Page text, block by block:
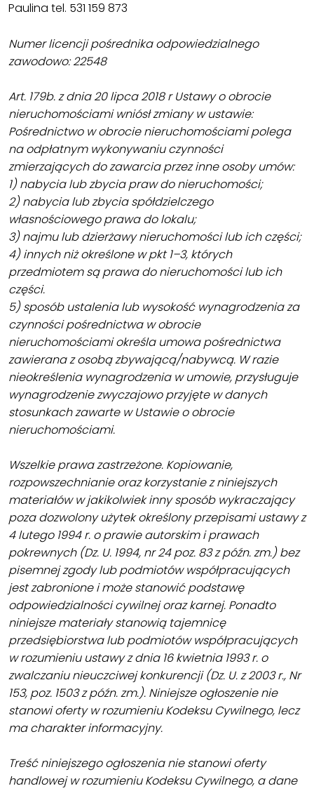
Paulina tel. 531 159 873
Numer licencji pośrednika odpowiedzialnego
zawodowo: 22548
Art. 179b. z dnia 20 lipca 2018 r Ustawy o obrocie
nieruchomościami wniósł zmiany w ustawie:
Pośrednictwo w obrocie nieruchomościami polega
na odpłatnym wykonywaniu czynności
zmierzających do zawarcia przez inne osoby umów:
1) nabycia lub zbycia praw do nieruchomości;
2) nabycia lub zbycia spółdzielczego
własnościowego prawa do lokalu;
3) najmu lub dzierżawy nieruchomości lub ich części;
4) innych niż określone w pkt 1–3, których
przedmiotem są prawa do nieruchomości lub ich
części.
5) sposób ustalenia lub wysokość wynagrodzenia za
czynności pośrednictwa w obrocie
nieruchomościami określa umowa pośrednictwa
zawierana z osobą zbywającą/nabywcą. W razie
nieokreślenia wynagrodzenia w umowie, przysługuje
wynagrodzenie zwyczajowo przyjęte w danych
stosunkach zawarte w Ustawie o obrocie
nieruchomościami.
Wszelkie prawa zastrzeżone. Kopiowanie,
rozpowszechnianie oraz korzystanie z niniejszych
materiałów w jakikolwiek inny sposób wykraczający
poza dozwolony użytek określony przepisami ustawy z
4 lutego 1994 r. o prawie autorskim i prawach
pokrewnych (Dz. U. 1994, nr 24 poz. 83 z późn. zm.) bez
pisemnej zgody lub podmiotów współpracujących
jest zabronione i może stanowić podstawę
odpowiedzialności cywilnej oraz karnej. Ponadto
niniejsze materiały stanowią tajemnicę
przedsiębiorstwa lub podmiotów współpracujących
w rozumieniu ustawy z dnia 16 kwietnia 1993 r. o
zwalczaniu nieuczciwej konkurencji (Dz. U. z 2003 r., Nr
153, poz. 1503 z późn. zm.). Niniejsze ogłoszenie nie
stanowi oferty w rozumieniu Kodeksu Cywilnego, lecz
ma charakter informacyjny.
Treść niniejszego ogłoszenia nie stanowi oferty
handlowej w rozumieniu Kodeksu Cywilnego, a dane